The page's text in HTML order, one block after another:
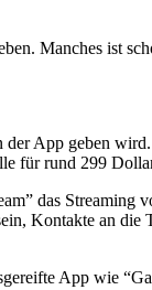
Manches ist
App geben
für rund 299
das Streaming
Kontakte an die
App wie